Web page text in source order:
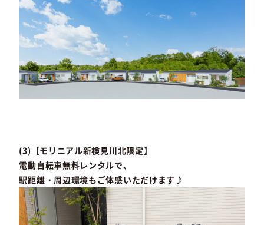
(3)【モリニアル新検見川北限定】
電動自転車無料レンタルで、
駅距離・周辺環境もご体感いただけます♪